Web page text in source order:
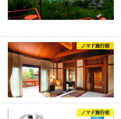
ノマド旅行術
ノマド旅行術